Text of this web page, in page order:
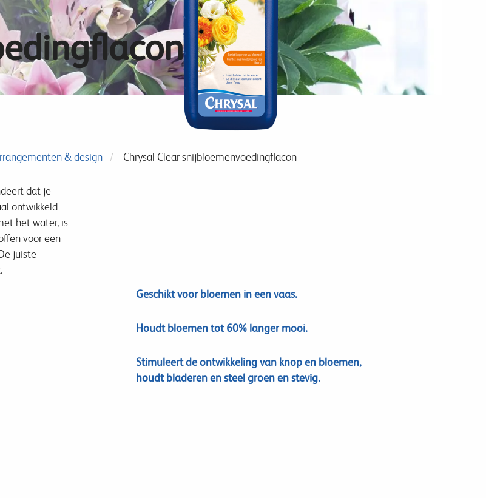
& design Chrysal Clear snijbloemenvoedingflacon
dat je
ontwikkeld
het water, is
voor een
juiste
Geschikt voor bloemen in een vaas.
Houdt bloemen tot 60% langer mooi.
Stimuleert de ontwikkeling van knop en bloemen,
houdt bladeren en steel groen en stevig.